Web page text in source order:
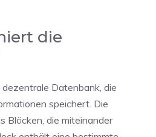
die
Datenbank, die
speichert. Die
Blöcken, die miteinander